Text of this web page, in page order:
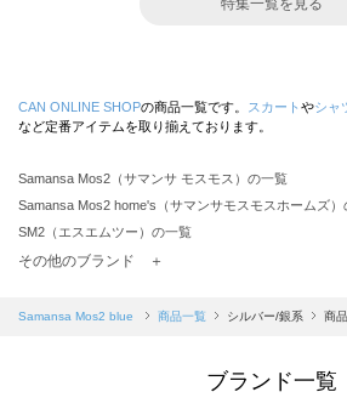
CAN ONLINE SHOPの商品一覧です。 スカート やシャ
など定番アイテムを取り揃えております。
Samansa Mos2（サマンサ モスモス）の一覧
Samansa Mos2 home's（サマンサモスモスホームズ）
SM2（エスエムツー）の一覧
TSUHARU by Samansa Mos2（ツハルバイサマンサモ
Samansa Mos2 blue（サマンサモスモス ブルー）の一
その他のブランド ＋
Samansa Mos2 blue 商品一覧 シルバー/銀系 商
ブランド一覧